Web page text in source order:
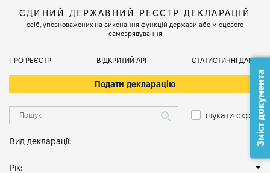
ЄДИНИЙ ДЕРЖАВНИЙ РЕЄСТР ДЕКЛАРАЦІЙ
осіб, уповноважених на виконання функцій держави або місцевого
самоврядування
ПРО РЕЄСТР ВІДКРИТИЙ АРІ СТАТИСТИЧНІ ДАНІ
Подати декларацію
шукати скрізь
Вид декларації:
Рік:
Зміст документа